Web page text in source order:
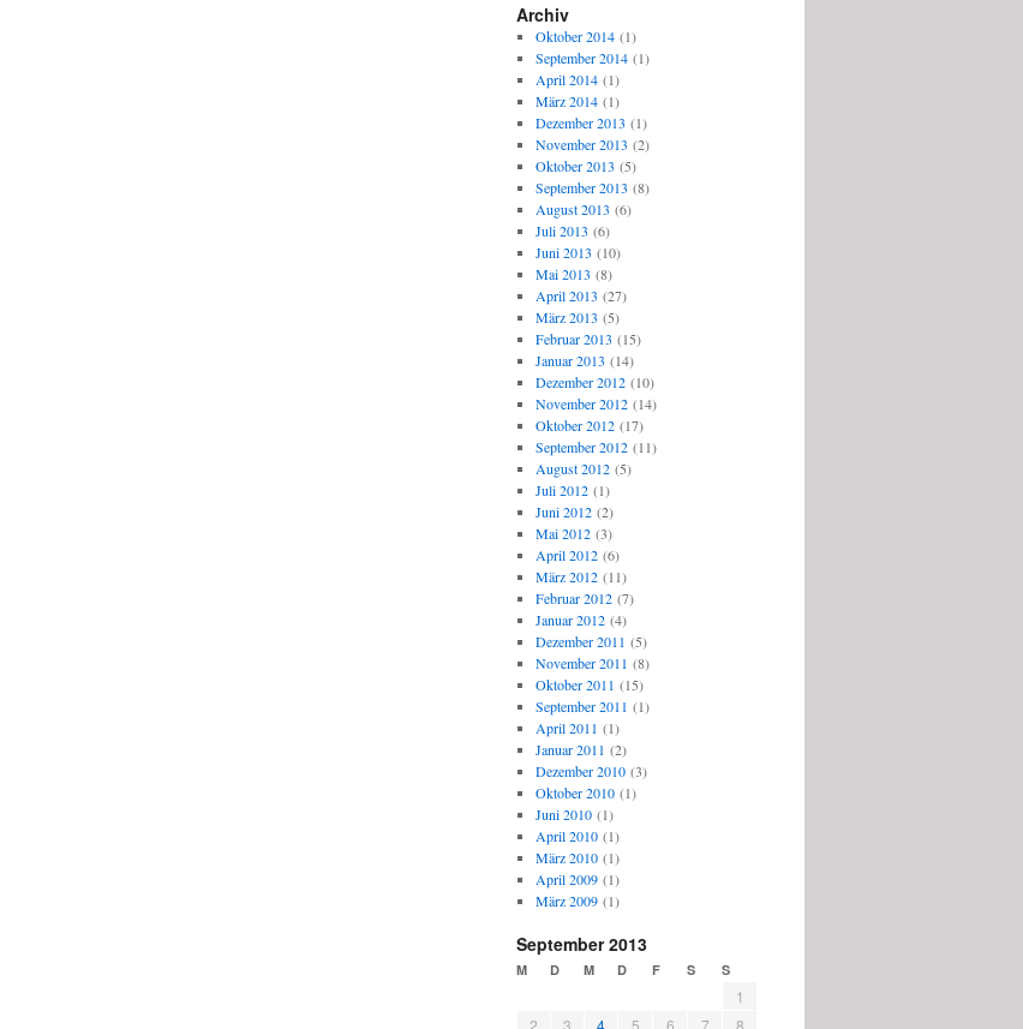
Archiv
Oktober 2014(1)
September 2014(1)
April 2014(1)
März 2014(1)
Dezember 2013 (1)
November 2013 (2)
Oktober 2013 (5)
September 2013 (8)
August 2013 (6)
Juli 2013 (6)
Juni 2013 (10)
Mai 2013 (8)
April 2013 (27)
März 2013 (5)
Februar 2013 (15)
Januar 2013 (14)
Dezember 2012(10)
November 2012(14)
Oktober 2012(17)
September 2012(11)
August 2012(5)
Juli 2012(1)
Juni 2012(2)
Mai 2012(3)
April 2012(6)
März 2012(11)
Februar 2012(7)
Januar 2012(4)
Dezember 2011 (5)
November 2011 (8)
Oktober 2011 (15)
September 2011 (1)
April 2011 (1)
Januar 2011 (2)
Dezember 2010(3)
Oktober 2010(1)
Juni 2010(1)
April 2010(1)
März 2010(1)
April 2009(1)
März 2009(1)
September 2013
M D M D F S S
1
2
3 4 5 6 7 8